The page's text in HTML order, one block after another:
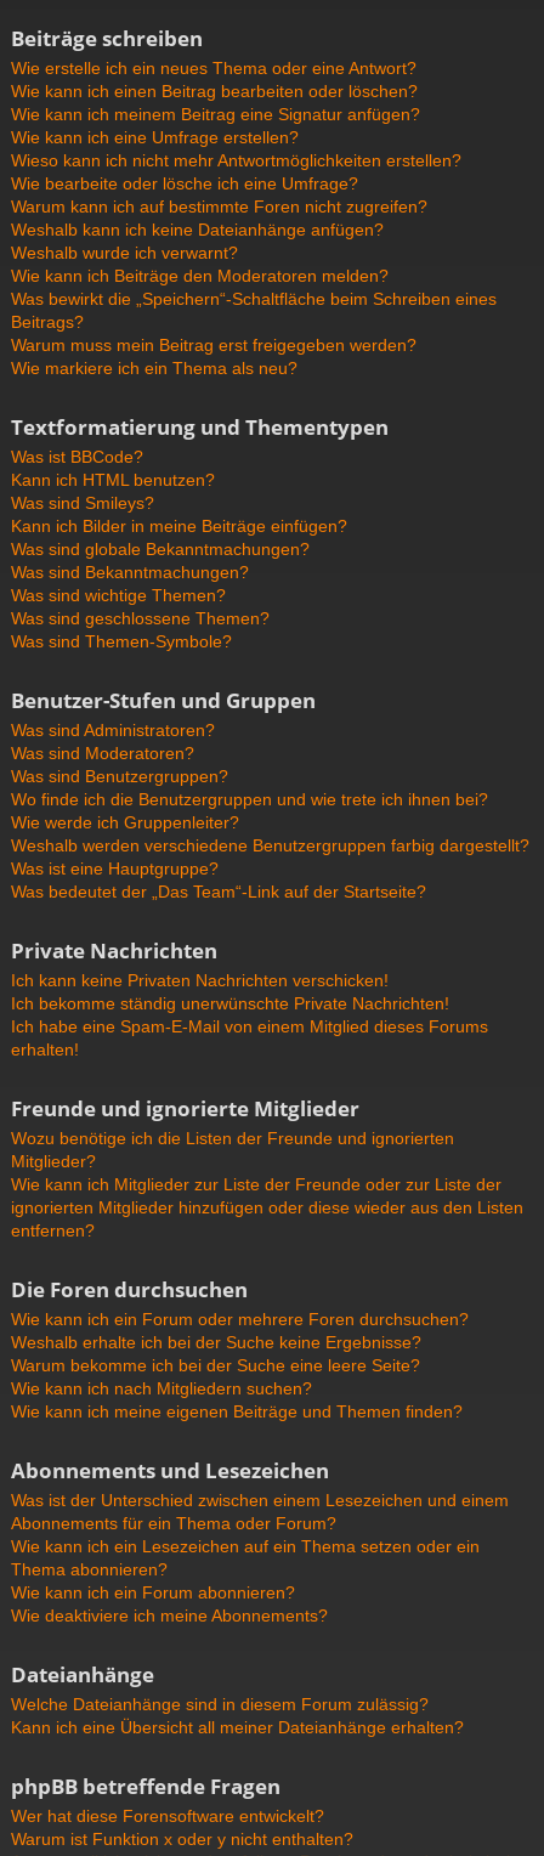
Beiträge schreiben
Wie erstelle ich ein neues Thema oder eine Antwort?
Wie kann ich einen Beitrag bearbeiten oder löschen?
Wie kann ich meinem Beitrag eine Signatur anfügen?
Wie kann ich eine Umfrage erstellen?
Wieso kann ich nicht mehr Antwortmöglichkeiten erstellen?
Wie bearbeite oder lösche ich eine Umfrage?
Warum kann ich auf bestimmte Foren nicht zugreifen?
Weshalb kann ich keine Dateianhänge anfügen?
Weshalb wurde ich verwarnt?
Wie kann ich Beiträge den Moderatoren melden?
Was bewirkt die „Speichern“-Schaltfläche beim Schreiben eines
Beitrags?
Warum muss mein Beitrag erst freigegeben werden?
Wie markiere ich ein Thema als neu?
Textformatierung und Thementypen
Was ist BBCode?
Kann ich HTML benutzen?
Was sind Smileys?
Kann ich Bilder in meine Beiträge einfügen?
Was sind globale Bekanntmachungen?
Was sind Bekanntmachungen?
Was sind wichtige Themen?
Was sind geschlossene Themen?
Was sind Themen-Symbole?
Benutzer-Stufen und Gruppen
Was sind Administratoren?
Was sind Moderatoren?
Was sind Benutzergruppen?
Wo finde ich die Benutzergruppen und wie trete ich ihnen bei?
Wie werde ich Gruppenleiter?
Weshalb werden verschiedene Benutzergruppen farbig dargestellt?
Was ist eine Hauptgruppe?
Was bedeutet der „Das Team“-Link auf der Startseite?
Private Nachrichten
Ich kann keine Privaten Nachrichten verschicken!
Ich bekomme ständig unerwünschte Private Nachrichten!
Ich habe eine Spam-E-Mail von einem Mitglied dieses Forums
erhalten!
Freunde und ignorierte Mitglieder
Wozu benötige ich die Listen der Freunde und ignorierten
Mitglieder?
Wie kann ich Mitglieder zur Liste der Freunde oder zur Liste der
ignorierten Mitglieder hinzufügen oder diese wieder aus den Listen
entfernen?
Die Foren durchsuchen
Wie kann ich ein Forum oder mehrere Foren durchsuchen?
Weshalb erhalte ich bei der Suche keine Ergebnisse?
Warum bekomme ich bei der Suche eine leere Seite?
Wie kann ich nach Mitgliedern suchen?
Wie kann ich meine eigenen Beiträge und Themen finden?
Abonnements und Lesezeichen
Was ist der Unterschied zwischen einem Lesezeichen und einem
Abonnements für ein Thema oder Forum?
Wie kann ich ein Lesezeichen auf ein Thema setzen oder ein
Thema abonnieren?
Wie kann ich ein Forum abonnieren?
Wie deaktiviere ich meine Abonnements?
Dateianhänge
Welche Dateianhänge sind in diesem Forum zulässig?
Kann ich eine Übersicht all meiner Dateianhänge erhalten?
phpBB betreffende Fragen
Wer hat diese Forensoftware entwickelt?
Warum ist Funktion x oder y nicht enthalten?